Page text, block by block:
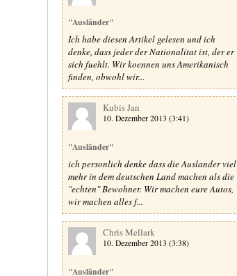
"Ausländer"
Ich habe diesen Artikel gelesen und ich
denke, dass jeder der Nationalitat ist, der er
sich fuehlt. Wir koennen uns Amerikanisch
finden, obwohl wir...
Kubis Jan
10. Dezember 2013 (3:41)
"Ausländer"
ich personlich denke dass die Auslander viel
mehr in dem deutschen Land machen als die
"echten" Bewohner. Wir machen eure Autos,
wir machen alles f...
Chris Mellark
10. Dezember 2013 (3:38)
"Ausländer"